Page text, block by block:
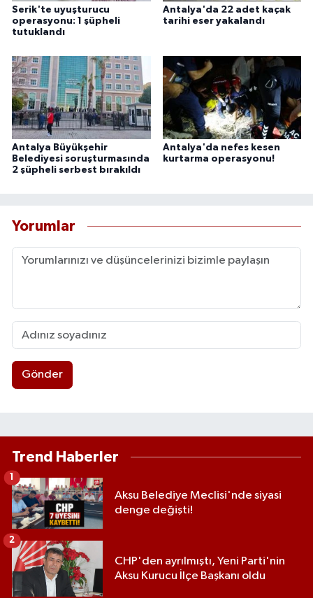
Serik'te uyuşturucu
operasyonu: 1 şüpheli
tutuklandı
Antalya'da 22 adet kaçak
tarihi eser yakalandı
Antalya Büyükşehir
Belediyesi soruşturmasında
2 şüpheli serbest bırakıldı
Antalya'da nefes kesen
kurtarma operasyonu!
Yorumlar
Gönder
Trend Haberler
Aksu Belediye Meclisi'nde siyasi
denge değişti!
1
CHP'den ayrılmıştı, Yeni Parti'nin
Aksu Kurucu İlçe Başkanı oldu
2